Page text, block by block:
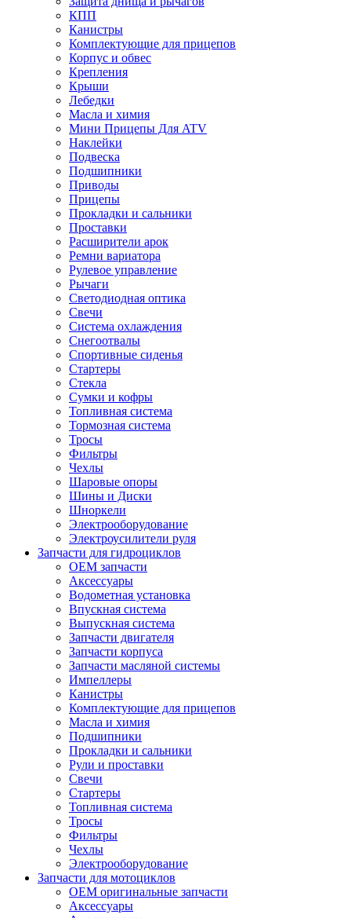
КПП
Канистры
Комплектующие для прицепов
Корпус и обвес
Крепления
Крыши
Лебедки
Масла и химия
Мини Прицепы Для ATV
Наклейки
Подвеска
Подшипники
Приводы
Прицепы
Прокладки и сальники
Проставки
Расширители арок
Ремни вариатора
Рулевое управление
Рычаги
Светодиодная оптика
Свечи
Система охлаждения
Снегоотвалы
Спортивные сиденья
Стартеры
Стекла
Сумки и кофры
Топливная система
Тормозная система
Тросы
Фильтры
Чехлы
Шаровые опоры
Шины и Диски
Шноркели
Электрооборудование
Электроусилители руля
Запчасти для гидроциклов
OEM запчасти
Аксессуары
Водометная установка
Впускная система
Выпускная система
Запчасти двигателя
Запчасти корпуса
Запчасти масляной системы
Импеллеры
Канистры
Комплектующие для прицепов
Масла и химия
Подшипники
Прокладки и сальники
Рули и проставки
Свечи
Стартеры
Топливная система
Тросы
Фильтры
Чехлы
Электрооборудование
Запчасти для мотоциклов
OEM оригинальные запчасти
Аксессуары